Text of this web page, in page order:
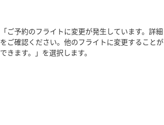
「ご予約のフライトに変更が発生しています。詳細
をご確認ください。他のフライトに変更することが
できます。」を選択します。